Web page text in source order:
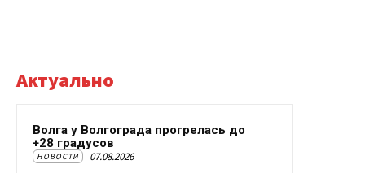
Актуально
Волга у Волгограда прогрелась до
+28 градусов
НОВОСТИ 07.08.2026